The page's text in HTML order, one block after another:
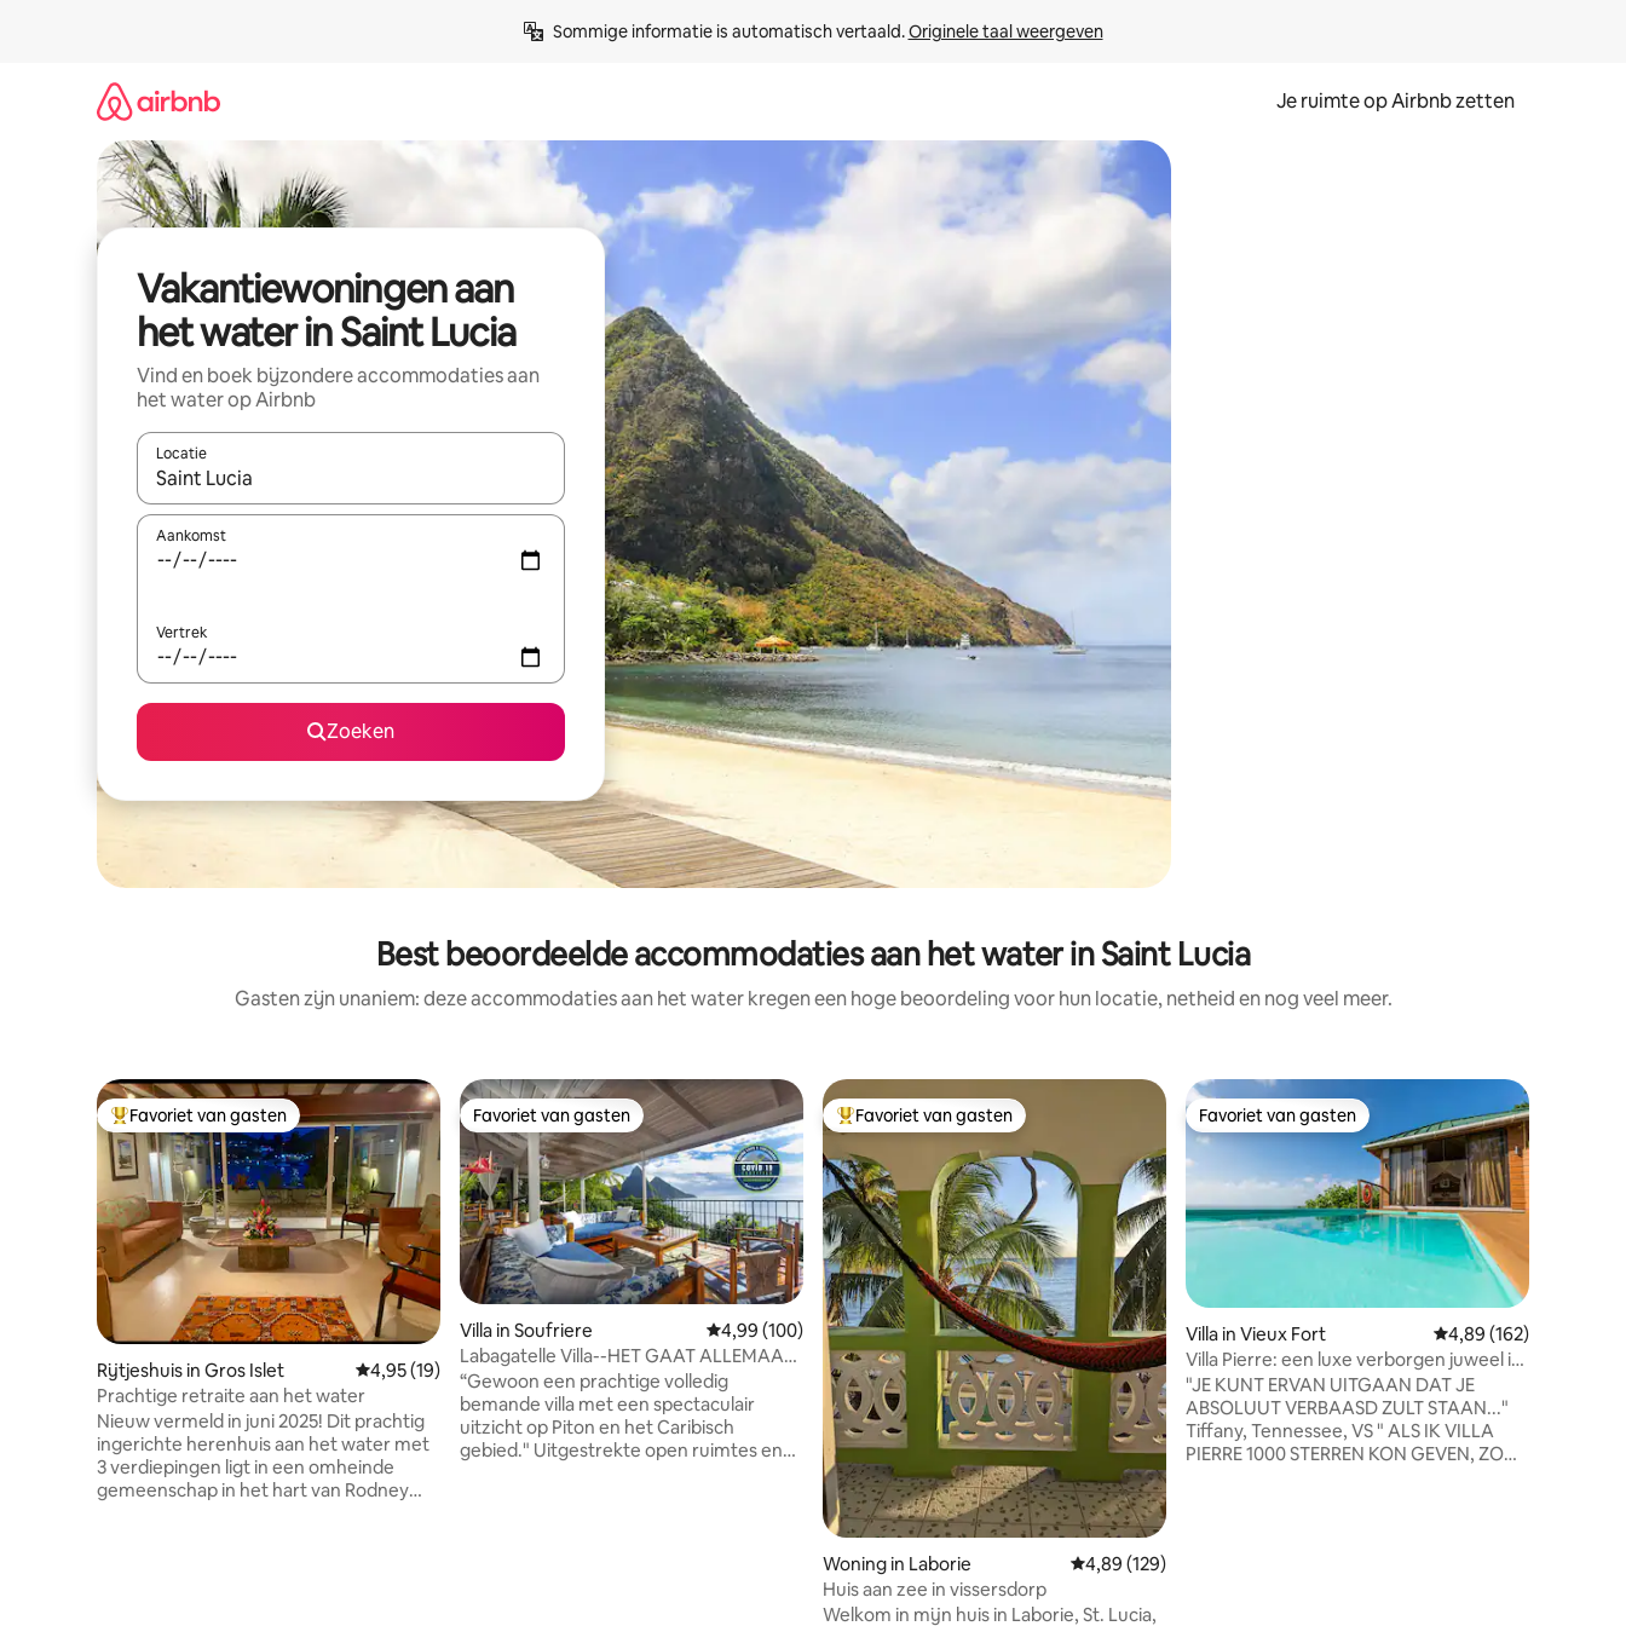
Sommige informatie is automatisch vertaald. Originele taal weergeven
Je ruimte op Airbnb zetten
Vakantiewoningen aan
het water in Saint Lucia
Vind en boek bijzondere accommodaties aan
het water op Airbnb
Locatie
Wanneer er suggesties beschikbaar zijn, maak je een keuze met je de pijltjestoetsen omhoog en omlaag, óf door te tikken of swipen.
Aankomst
Vertrek
Zoeken
Best beoordeelde accommodaties aan het water in Saint Lucia
Gasten zijn unaniem: deze accommodaties aan het water kregen een hoge beoordeling voor hun locatie, netheid en nog veel meer.
Topfavoriet van gasten
Favoriet van gasten
Rijtjeshuis in Gros Islet Gemiddelde beoordeling van 4,95 uit 5, 19 recensies
4,95 (19)
Prachtige retraite aan het water
Nieuw vermeld in juni 2025! Dit prachtig
ingerichte herenhuis aan het water met
3 verdiepingen ligt in een omheinde
gemeenschap in het hart van Rodney
Favoriet van gasten
Favoriet van gasten
Villa in Soufriere Gemiddelde beoordeling van 4,99 uit 5, 100 recensies
4,99 (100)
Labagatelle Villa--HET GAAT ALLEMAAL
OM HET UITZICHT !!!
“Gewoon een prachtige volledig
bemande villa met een spectaculair
uitzicht op Piton en het Caribisch
gebied." Uitgestrekte open ruimtes en
Topfavoriet van gasten
Favoriet van gasten
Woning in Laborie Gemiddelde beoordeling van 4,89 uit 5, 129 recensies
4,89 (129)
Huis aan zee in vissersdorp
Welkom in mijn huis in Laborie, St. Lucia,
Favoriet van gasten
Favoriet van gasten
Villa in Vieux Fort Gemiddelde
4,89 (162)
Villa Pierre: een luxe verborgen juweel in
Saint Lucia
"JE KUNT ERVAN UITGAAN DAT JE
ABSOLUUT VERBAASD ZULT STAAN..."
Tiffany, Tennessee, VS " ALS IK VILLA
PIERRE 1000 STERREN KON GEVEN, ZOU